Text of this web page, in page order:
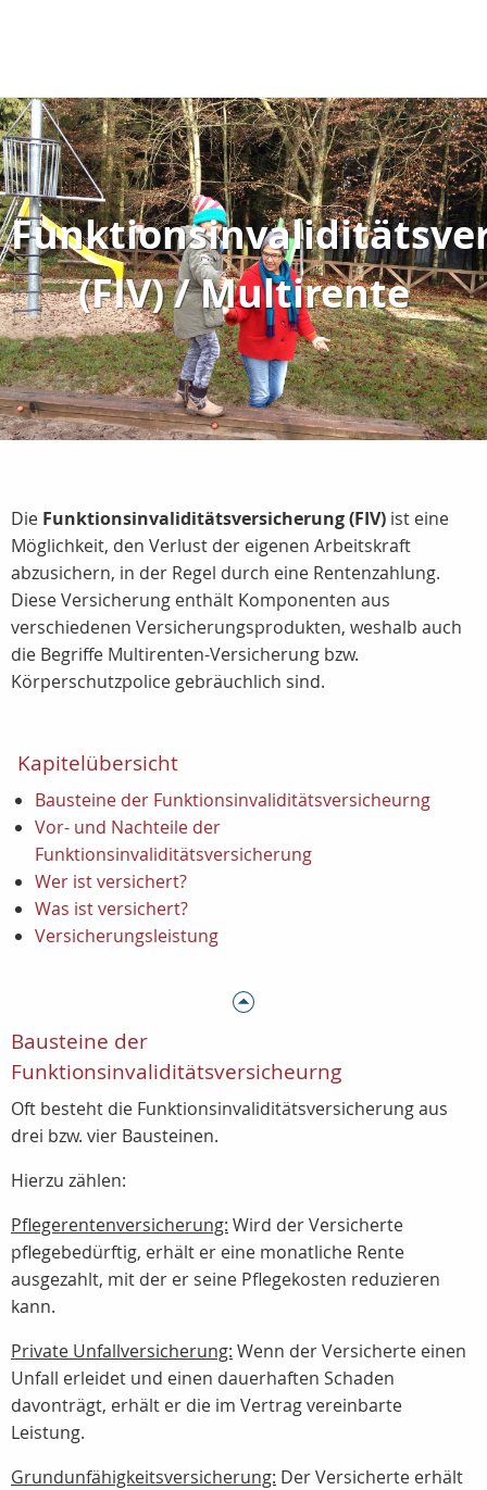
(FIV) / Multirente
Die Funktionsinvaliditätsversicherung (FIV) ist eine
Möglichkeit, den Verlust der eigenen Arbeitskraft
abzusichern, in der Regel durch eine Rentenzahlung.
Diese Versicherung enthält Komponenten aus
verschiedenen Versicherungsprodukten, weshalb auch
die Begriffe Multirenten-Versicherung bzw.
Körperschutzpolice gebräuchlich sind.
Kapitelübersicht
Bausteine der Funktionsinvaliditätsversicheurng
Vor- und Nachteile der
Funktionsinvaliditätsversicherung
Wer ist versichert?
Was ist versichert?
Versicherungsleistung
Bausteine der
Funktionsinvaliditätsversicheurng
Oft besteht die Funktionsinvaliditätsversicherung aus
drei bzw. vier Bausteinen.
Hierzu zählen:
Pflegerentenversicherung: Wird der Versicherte
pflegebedürftig, erhält er eine monatliche Rente
ausgezahlt, mit der er seine Pflegekosten reduzieren
kann.
Private Unfallversicherung: Wenn der Versicherte einen
Unfall erleidet und einen dauerhaften Schaden
davonträgt, erhält er die im Vertrag vereinbarte
Leistung.
Grundunfähigkeitsversicherung: Der Versicherte erhält